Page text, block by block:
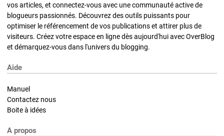
vos articles, et connectez-vous avec une communauté active de
blogueurs passionnés. Découvrez des outils puissants pour
optimiser le référencement de vos publications et attirer plus de
visiteurs. Créez votre espace en ligne dès aujourd'hui avec OverBlog
et démarquez-vous dans l'univers du blogging.
Aide
Manuel
Contactez nous
Boite à idées
A propos